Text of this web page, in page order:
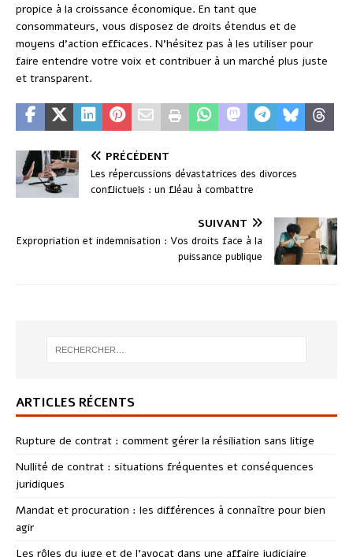
propice à la croissance économique. En tant que
consommateurs, vous disposez de droits étendus et de
moyens d’action efficaces. N’hésitez pas à les utiliser pour
faire entendre votre voix et contribuer à un marché plus juste
et transparent.
PRÉCÉDENT
Les répercussions dévastatrices des divorces
conflictuels : un fléau à combattre
SUIVANT
Expropriation et indemnisation : Vos droits face à la
puissance publique
ARTICLES RÉCENTS
Rupture de contrat : comment gérer la résiliation sans litige
Nullité de contrat : situations fréquentes et conséquences
juridiques
Mandat et procuration : les différences à connaître pour bien
agir
Les rôles du juge et de l’avocat dans une affaire judiciaire